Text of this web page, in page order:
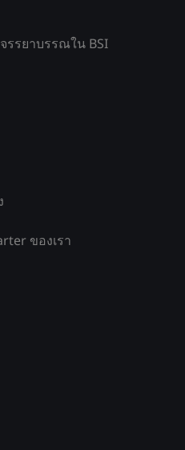
รรยาบรรณใน BSI
ของเรา